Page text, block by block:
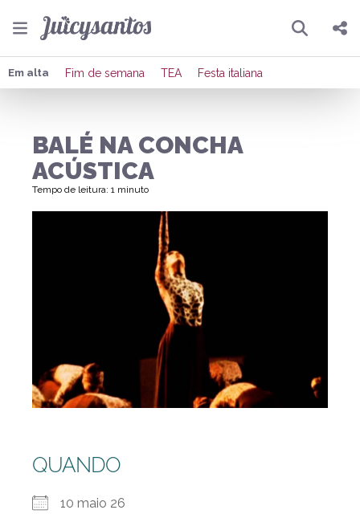
Pesquisar
Compartilhar
Em alta Fim de semana TEA Festa italiana
BALÉ NA CONCHA
ACÚSTICA
Tempo de leitura: 1 minuto
QUANDO
10 maio 26